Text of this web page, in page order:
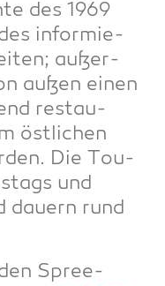
des 1969
infor­mie­
außer­
außen einen
restau­
öst­li­chen
Die Tou­
und
dau­ern rund
Spree­